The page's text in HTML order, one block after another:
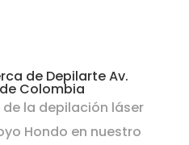
de Depilarte Av.
Colombia
la depilación láser
Hondo en nuestro